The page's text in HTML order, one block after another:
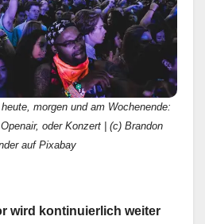
morgen und am Wochenende:
oder Konzert | (c) Brandon
auf Pixabay
wird kontinuierlich weiter